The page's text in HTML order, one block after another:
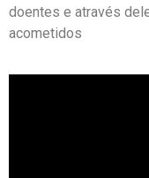
doentes e através
acometidos